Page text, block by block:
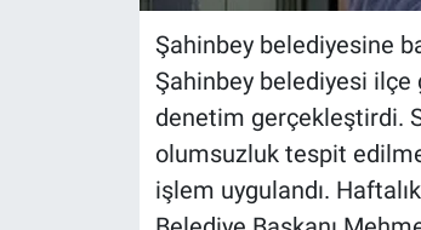
Şahinbey belediyesine
Şahinbey belediyesi ilçe
denetim gerçekleştirdi.
olumsuzluk tespit
işlem uygulandı.